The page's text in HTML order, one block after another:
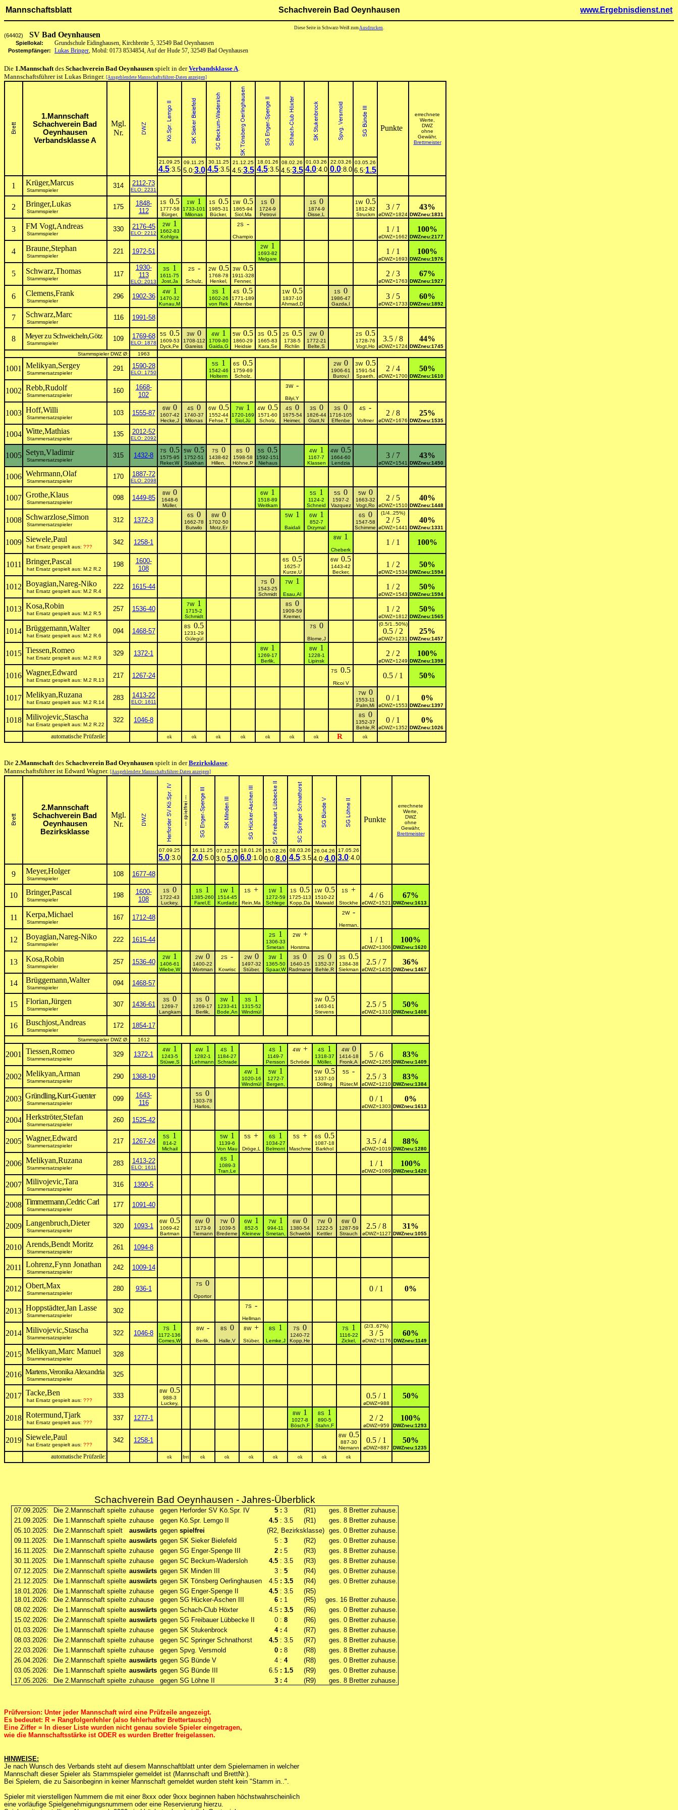
Mannschaftsblatt Schachverein Bad Oeynhausen www.Ergebnisdienst.net
Diese Seite in Schwarz-Weiß zumAusdrucken.
(64402) SV Bad Oeynhausen
Spiellokal: Grundschule Eidinghausen, Kirchbreite 5, 32549 Bad Oeynhausen
Postempfänger: Lukas Bringer, Mobil: 0173 8534854, Auf der Hude 57, 32549 Bad Oeynhausen
Die 1.Mannschaftdes Schachverein Bad Oeynhausen spielt in derVerbandsklasse A.
Mannschaftsführer ist Lukas Bringer. [Ausgeblendete Mannschaftsführer-Daten anzeigen]
1.Mannschaft
Schachverein Bad
Oeynhausen
Verbandsklasse A
Mgl.
Nr.
Punkte
errechnete
Werte,
DWZ
ohne
Gewähr,
Brettmeister
21.09.25
4.5:3.5
09.11.25
5.0:3.0
30.11.25
4.5:3.5
21.12.25
4.5:3.5
18.01.26
4.5:3.5
08.02.26
4.5:3.5
01.03.26
4.0:4.0
22.03.26
0.0:8.0
03.05.26
6.5:1.5
1
Krüger,Marcus
Stammspieler
314 2112-73
ELO: 2231
2 Bringer,Lukas
Stammspieler
175
1848-
112
1S 0.5
1777-58
Bürger,
1W 1
1733-101
Milonas
1S 0.5
1985-31
Bücker,
1W 0.5
1865-94
Siol,Ma
1S 0
1724-9
Petrovi
1S 0
1874-9
Disse,L
1W 0.5
1812-82
Struckm
3 / 7
øDWZ=1824
43%
DWZneu:1831
3 FM Vogt,Andreas
Stammspieler
330 2176-45
ELO: 2212
2W 1
1662-83
Kohlgra
2S -
Champio
1 / 1
øDWZ=1662
100%
DWZneu:2177
4 Braune,Stephan
Stammspieler
221 1972-51
2W 1
1693-82
Melgare
1 / 1
øDWZ=1693
100%
DWZneu:1976
5 Schwarz,Thomas
Stammspieler
117
1930-
113
ELO: 2013
3S 1
1611-75
Jost,Ja
2S -
Schulz,
2W 0.5
1768-78
Henkel,
3W 0.5
1911-328
Fenner,
2 / 3
øDWZ=1763
67%
DWZneu:1927
6 Clemens,Frank
Stammspieler
296 1902-36
4W 1
1470-32
Kunau,M
3S 1
1602-26
von Rek
4S 0.5
1771-189
Altenbe
1W 0.5
1837-10
Ahmad,D
1S 0
1986-47
Gazda,I
3 / 5
øDWZ=1733
60%
DWZneu:1892
7 Schwarz,Marc
Stammspieler
116 1991-58
8 Meyer zu Schweicheln,Götz
Stammspieler
109 1769-68
ELO: 1878
5S 0.5
1609-53
Dyck,Pe
3W 0
1708-112
Gareiss
4W 1
1709-80
Gaida,G
5W 0.5
1860-29
Heidsie
3S 0.5
1665-83
Kara,Se
2S 0.5
1738-5
Richlin
2W 0
1772-21
Belte,S
2S 0.5
1728-76
Vogt,Ho
3.5 / 8
øDWZ=1724
44%
DWZneu:1745
Stammspieler DWZ Ø:
1963
1001 Melikyan,Sergey
Stammersatzspieler
291 1590-28
ELO: 1750
5S 1
1542-46
Holterm
6S 0.5
1759-69
Scholz,
2W 0
1906-61
Burov,I
3W 0.5
1591-54
Spaeth,
2 / 4
øDWZ=1700
50%
DWZneu:1610
1002 Rebb,Rudolf
Stammersatzspieler
160
1668-
102
3W -
Bilyi,Y
1003 Hoff,Willi
Stammersatzspieler
103 1555-87
6W 0
1607-42
Hecke,J
4S 0
1740-37
Milonas
6W 0.5
1552-44
Fehse,T
7W 1
1720-169
Siol,Jü
4W 0.5
1571-60
Scholz,
4S 0
1675-54
Heimer,
3S 0
1826-44
Glatt,N
3S 0
1716-105
Effenbe
4S -
Vollmer
2 / 8
øDWZ=1676
25%
DWZneu:1535
1004 Witte,Mathias
Stammersatzspieler
135 2012-52
ELO: 2092
1005 Setyn,Vladimir
Stammersatzspieler
315 1432-8
7S 0.5
1575-95
Reker,W
5W 0.5
1752-51
Stakhan
7S 0
1438-62
Hillen,
8S 0
1598-58
Höhne,P
5S 0.5
1592-151
Niehaus
4W 1
1167-7
Klassen
4W 0.5
1664-60
Lendzia
3 / 7
øDWZ=1541
43%
DWZneu:1450
1006 Wehrmann,Olaf
Stammersatzspieler
170 1887-72
ELO: 2098
1007 Grothe,Klaus
Stammersatzspieler
098 1449-85
8W 0
1648-6
Müller,
6W 1
1518-89
Weitkam
5S 1
1124-2
Schneid
5S 0
1597-2
Vazquez
5W 0
1663-32
Vogt,Ro
2 / 5
øDWZ=1510
40%
DWZneu:1448
1008 Schwarzlose,Simon
Stammersatzspieler
312 1372-3
6S 0
1662-78
Butwilo
8W 0
1702-50
Motz,Er
5W 1
Baidali
6W 1
852-7
Drzymal
6S 0
1547-58
Schimme
(1/4..25%)
2 / 5
øDWZ=1441
40%
DWZneu:1331
1009 Siewele,Paul
hat Ersatz gespielt aus: ???
342 1258-1
8W 1
Cheberk
1 / 1 100%
1011 Bringer,Pascal
hat Ersatz gespielt aus: M.2 R.2
198
1600-
108
6S 0.5
1625-7
Kurze,U
6W 0.5
1443-42
Becker,
1 / 2
øDWZ=1534
50%
DWZneu:1594
1012 Boyagian,Nareg-Niko
hat Ersatz gespielt aus: M.2 R.4
222 1615-44
7S 0
1543-25
Schmidt
7W 1
Esau,Al
1 / 2
øDWZ=1543
50%
DWZneu:1594
1013 Kosa,Robin
hat Ersatz gespielt aus: M.2 R.5
257 1536-40
7W 1
1715-2
Schmidt
8S 0
1909-59
Kremer,
1 / 2
øDWZ=1812
50%
DWZneu:1565
1014 Brüggemann,Walter
hat Ersatz gespielt aus: M.2 R.6
094 1468-57
8S 0.5
1231-29
Gülegül
7S 0
Blome,J
(0.5/1..50%)
0.5 / 2
øDWZ=1231
25%
DWZneu:1457
1015 Tiessen,Romeo
hat Ersatz gespielt aus: M.2 R.9
329 1372-1
8W 1
1269-17
Berlik,
8W 1
1228-1
Lipinsk
2 / 2
øDWZ=1249
100%
DWZneu:1398
1016 Wagner,Edward
hat Ersatz gespielt aus: M.2 R.13
217 1267-24
7S 0.5
Ricoi V
0.5 / 1 50%
1017 Melikyan,Ruzana
hat Ersatz gespielt aus: M.2 R.14
283 1413-22
ELO: 1611
7W 0
1553-11
Palm,Mi
0 / 1
øDWZ=1553
0%
DWZneu:1397
1018 Milivojevic,Stascha
hat Ersatz gespielt aus: M.2 R.22
322 1046-8
8S 0
1352-37
Behle,R
0 / 1
øDWZ=1352
0%
DWZneu:1026
automatische Prüfzeile: ok ok ok ok ok ok ok R ok
Die 2.Mannschaftdes Schachverein Bad Oeynhausen spielt in derBezirksklasse.
Mannschaftsführer ist Edward Wagner. [Ausgeblendete Mannschaftsführer-Daten anzeigen]
2.Mannschaft
Schachverein Bad
Oeynhausen
Bezirksklasse
Mgl.
Nr.
Punkte
errechnete
Werte,
DWZ
ohne
Gewähr,
Brettmeister
07.09.25
5.0:3.0
16.11.25
2.0:5.0
07.12.25
3.0:5.0
18.01.26
6.0:1.0
15.02.26
0.0:8.0
08.03.26
4.5:3.5
26.04.26
4.0:4.0
17.05.26
3.0:4.0
9 Meyer,Holger
Stammspieler
108 1677-48
10 Bringer,Pascal
Stammspieler
198
1600-
108
1S 0
1722-43
Luckey,
1S 1
1385-260
Farel,E
1W 1
1514-45
Kurdadz
1S +
Rein,Ma
1W 1
1272-59
Schlege
1S 0.5
1725-113
Kopp,Da
1W 0.5
1510-22
Maiwald
1S +
Stockhe
4 / 6
øDWZ=1521
67%
DWZneu:1613
11 Kerpa,Michael
Stammspieler
167 1712-48
2W -
Herman,
12 Boyagian,Nareg-Niko
Stammspieler
222 1615-44
2S 1
1306-33
Smetan
2W +
Horstma
1 / 1
øDWZ=1306
100%
DWZneu:1620
13 Kosa,Robin
Stammspieler
257 1536-40
2W 1
1406-61
Wiebe,W
2W 0
1400-22
Wortman
2S -
Kowrisc
2W 0
1497-32
Stüber,
3W 1
1365-50
Spaar,W
3S 0
1640-15
Radmane
2S 0
1352-37
Behle,R
3S 0.5
1384-38
Siekman
2.5 / 7
øDWZ=1435
36%
DWZneu:1467
14 Brüggemann,Walter
Stammspieler
094 1468-57
15 Florian,Jürgen
Stammspieler
307 1436-61
3S 0
1269-7
Langkam
3S 0
1269-17
Berlik,
3W 1
1233-41
Bode,An
3S 1
1315-52
Windmül
3W 0.5
1463-61
Stevens
2.5 / 5
øDWZ=1310
50%
DWZneu:1408
16 Buschjost,Andreas
Stammspieler
172 1854-17
Stammspieler DWZ Ø: 1612
2001 Tiessen,Romeo
Stammersatzspieler
329 1372-1
4W 1
1243-5
Stüwe,S
4W 1
1282-1
Lehmann
4S 1
1184-27
Schrade
4S 1
1149-7
Persson
4W +
Schröde
4S 1
1318-37
Möller,
4W 0
1414-18
Fronk,A
5 / 6
øDWZ=1265
83%
DWZneu:1409
2002 Melikyan,Arman
Stammersatzspieler
290 1368-19
4W 1
1020-16
Windmül
5W 1
1272-7
Bergen,
5W 0.5
1337-10
Dölling
5S -
Rüter,M
2.5 / 3
øDWZ=1210
83%
DWZneu:1384
2003 Gründling,Kurt-Guenter
Stammersatzspieler
099
1643-
116
5S 0
1303-78
Harlos,
0 / 1
øDWZ=1303
0%
DWZneu:1613
2004 Herkströter,Stefan
Stammersatzspieler
260 1525-42
2005 Wagner,Edward
Stammersatzspieler
217 1267-24
5S 1
814-2
Michail
5W 1
1139-6
Von Mau
5S +
Dröge,L
6S 1
1034-27
Belmont
5S +
Maschme
6S 0.5
1087-18
Barkhol
3.5 / 4
øDWZ=1019
88%
DWZneu:1280
2006 Melikyan,Ruzana
Stammersatzspieler
283 1413-22
ELO: 1611
6S 1
1089-3
Tran,Le
1 / 1
øDWZ=1089
100%
DWZneu:1420
2007 Milivojevic,Tara
Stammersatzspieler
316 1390-5
2008 Timmermann,Cedric Carl
Stammersatzspieler
177 1091-40
2009 Langenbruch,Dieter
Stammersatzspieler
320 1093-1
6W 0.5
1069-42
Bartman
6W 0
1173-9
Tiemann
7W 0
1039-5
Bredeme
6W 1
852-5
Kleinew
7W 1
994-11
Smetan,
6W 0
1380-54
Schwebk
7W 0
1222-5
Kettler
6W 0
1287-59
Strauch
2.5 / 8
øDWZ=1127
31%
DWZneu:1055
2010 Arends,Bendt Moritz
Stammersatzspieler
261 1094-8
2011 Lohrenz,Fynn Jonathan
Stammersatzspieler
242 1009-14
2012 Obert,Max
Stammersatzspieler
280 936-1
7S 0
Oportor
0 / 1 0%
2013 Hoppstädter,Jan Lasse
Stammersatzspieler
302
7S -
Hellman
2014 Milivojevic,Stascha
Stammersatzspieler
322 1046-8
7S 1
1172-136
Comes,W
8W -
Berlik,
8S 0
Halle,V
8W +
Stüber,
8S 1
Lemke,J
7S 0
1240-72
Kopp,He
7S 1
1116-22
Zickel,
(2/3..67%)
3 / 5
øDWZ=1176
60%
DWZneu:1149
2015 Melikyan,Marc Manuel
Stammersatzspieler
328
2016 Martens,Veronika Alexandria
Stammersatzspieler
325
2017 Tacke,Ben
hat Ersatz gespielt aus: ???
333
8W 0.5
988-3
Luckey,
0.5 / 1
øDWZ=988
50%
2018 Rotermund,Tjark
hat Ersatz gespielt aus: ???
337 1277-1
8W 1
1027-8
Bösch,F
8S 1
890-5
Stahn,F
2 / 2
øDWZ=959
100%
DWZneu:1293
2019 Siewele,Paul
hat Ersatz gespielt aus: ???
342 1258-1
8W 0.5
887-30
Niemann
0.5 / 1
øDWZ=887
50%
DWZneu:1235
automatische Prüfzeile: ok frei ok ok ok ok ok ok ok
Schachverein Bad Oeynhausen - Jahres-Überblick
07.09.2025: Die 2.Mannschaft spielte zuhause gegen Herforder SV Kö.Spr. IV 5 : 3 (R1)
ges. 8 Bretter zuhause.
21.09.2025:
Die 1.Mannschaft spielte zuhause gegen Kö.Spr. Lemgo II 4.5 : 3.5 (R1)
ges. 8 Bretter zuhause.
05.10.2025:
Die 2.Mannschaft spielt auswärts gegen spielfrei (R2, Bezirksklasse) ges. 0 Bretter zuhause.
09.11.2025:
Die 1.Mannschaft spielte auswärts gegen SK Sieker Bielefeld 5 : 3 (R2)
ges. 0 Bretter zuhause.
16.11.2025:
Die 2.Mannschaft spielte zuhause gegen SG Enger-Spenge III 2 : 5 (R3)
ges. 8 Bretter zuhause.
30.11.2025:
Die 1.Mannschaft spielte zuhause gegen SC Beckum-Wadersloh 4.5 : 3.5 (R3)
ges. 8 Bretter zuhause.
07.12.2025:
Die 2.Mannschaft spielte auswärts gegen SK Minden III 3 : 5 (R4)
ges. 0 Bretter zuhause.
21.12.2025:
Die 1.Mannschaft spielte auswärts gegen SK Tönsberg Oerlinghausen 4.5 : 3.5 (R4)
ges. 0 Bretter zuhause.
18.01.2026:
Die 1.Mannschaft spielte zuhause gegen SG Enger-Spenge II 4.5 : 3.5
(R5)
18.01.2026:
Die 2.Mannschaft spielte zuhause gegen SG Hücker-Aschen III 6 : 1 (R5)
ges. 16 Bretter zuhause.
08.02.2026:
Die 1.Mannschaft spielte auswärts gegen Schach-Club Höxter 4.5 : 3.5 (R6)
ges. 0 Bretter zuhause.
15.02.2026:
Die 2.Mannschaft spielte auswärts gegen SG Freibauer Lübbecke II 0 : 8 (R6)
ges. 0 Bretter zuhause.
01.03.2026:
Die 1.Mannschaft spielte zuhause gegen SK Stukenbrock 4 : 4 (R7)
ges. 8 Bretter zuhause.
08.03.2026:
Die 2.Mannschaft spielte zuhause gegen SC Springer Schnathorst 4.5 : 3.5 (R7)
ges. 8 Bretter zuhause.
22.03.2026:
Die 1.Mannschaft spielte zuhause gegen Spvg. Versmold 0 : 8 (R8)
ges. 8 Bretter zuhause.
26.04.2026:
Die 2.Mannschaft spielte auswärts gegen SG Bünde V 4 : 4 (R8)
ges. 0 Bretter zuhause.
03.05.2026:
Die 1.Mannschaft spielte auswärts gegen SG Bünde III 6.5 : 1.5 (R9)
ges. 0 Bretter zuhause.
17.05.2026:
Die 2.Mannschaft spielte zuhause gegen SG Löhne II 3 : 4 (R9) ges. 8 Bretter zuhause.
Prüfversion: Unter jeder Mannschaft wird eine Prüfzeile angezeigt.
Es bedeutet: R = Rangfolgenfehler (also fehlerhafter Brettertausch)
Eine Ziffer = In dieser Liste wurden nicht genau soviele Spieler eingetragen,
wie die Mannschaftsstärke ist ODER es wurden Bretter freigelassen.
HINWEISE:
Je nach Wunsch des Verbands steht auf diesem Mannschaftblatt unter dem Spielernamen in welcher
Mannschaft dieser Spieler als Stammspieler gemeldet ist (Mannschaft und BrettNr.).
Bei Spielern, die zu Saisonbeginn in keiner Mannschaft gemeldet wurden steht kein "Stamm in..".
Spieler mit vierstelligen Nummern die mit einer 8xxx oder 9xxx beginnen haben höchstwahrscheinlich
eine vorläufige Spielgenehmigungsnummern oder eine Reservierung hierzu.